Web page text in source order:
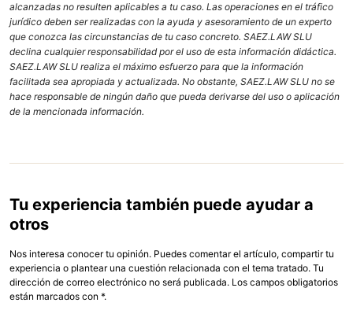
alcanzadas no resulten aplicables a tu caso. Las operaciones en el tráfico
jurídico deben ser realizadas con la ayuda y asesoramiento de un experto
que conozca las circunstancias de tu caso concreto. SAEZ.LAW SLU
declina cualquier responsabilidad por el uso de esta información didáctica.
SAEZ.LAW SLU realiza el máximo esfuerzo para que la información
facilitada sea apropiada y actualizada. No obstante, SAEZ.LAW SLU no se
hace responsable de ningún daño que pueda derivarse del uso o aplicación
de la mencionada información.
Tu experiencia también puede ayudar a
otros
Nos interesa conocer tu opinión. Puedes comentar el artículo, compartir tu
experiencia o plantear una cuestión relacionada con el tema tratado. Tu
dirección de correo electrónico no será publicada. Los campos obligatorios
están marcados con *.